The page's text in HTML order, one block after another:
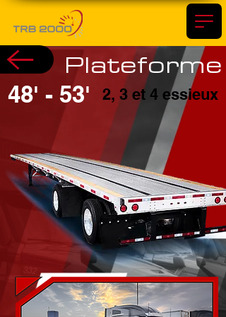
Plateforme
2, 3 et 4 essieux
48' - 53'